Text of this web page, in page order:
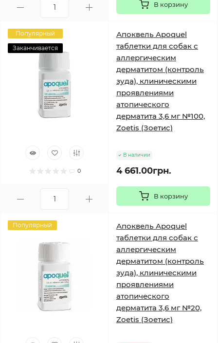
В корзину
Популярный
Заканчивается
0
Апоквель Apoquel
таблетки для собак с
аллергическим
дерматитом (контроль
зуда), клиническими
проявлениями
атопического
дерматита 3,6 мг №100,
Zoetis (Зоетис)
В наличии
4 661.00грн.
В корзину
Популярный
Апоквель Apoquel
таблетки для собак с
аллергическим
дерматитом (контроль
зуда), клиническими
проявлениями
атопического
дерматита 3,6 мг №20,
Zoetis (Зоетис)